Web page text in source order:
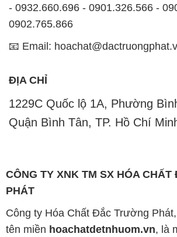
ĐỊA CHỈ
1229C Quốc lộ 1A, Phường
Quận Bình Tân, TP. Hồ Chí
CÔNG TY XNK TM SX HÓA CHẤT
PHÁT
chuyên kinh doanh và phân phối
công nghiệp đa dạng, nhằm đáp
dụng của khách hàng một cách tốt
Chúng tôi cam kết mang đến sự hài